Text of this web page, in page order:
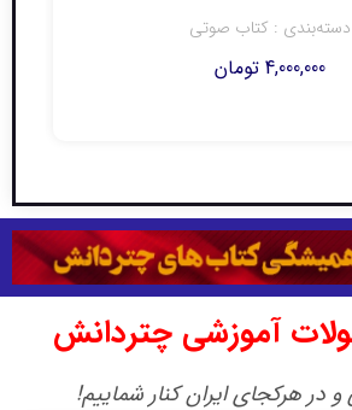
دسته‌بندی : کتاب صوتی
4,000,000 تومان
آموزشی چتردانش
در هرکجای ایران کنار شماییم!